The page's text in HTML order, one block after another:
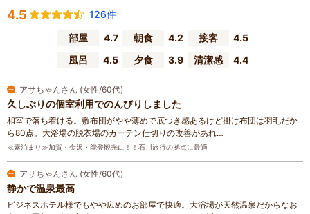
4.5
126件
部屋
4.7 朝食 4.2 接客
4.5
風呂
4.5 夕食 3.9 清潔感 4.4
アサちゃんさん (女性/60代)
久しぶりの個室利用でのんびりしました
和室で落ち着ける。敷布団がやや薄めで底つき感あるけど掛け布団は羽毛だか
ら80点。大浴場の脱衣場のカーテン仕切りの改善があれ…
≪素泊まり≫加賀・金沢・能登観光に！！石川旅行の拠点に最適
アサちゃんさん (女性/60代)
静かで温泉最高
ビジネスホテル様でもやや広めのお部屋で快適。大浴場が天然温泉だからなお